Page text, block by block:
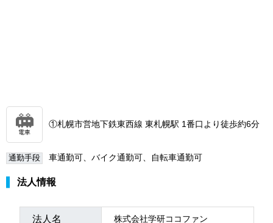
電車
①札幌市営地下鉄東西線 東札幌駅 1番口より徒歩約6分
通勤手段 車通勤可、バイク通勤可、自転車通勤可
法人情報
法人名 株式会社学研ココファン